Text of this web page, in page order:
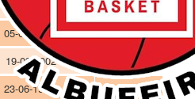
12-11-2000
05-03-2002
19-09-2002
23-06-1986